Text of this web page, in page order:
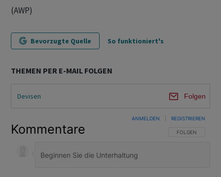
(AWP)
Bevorzugte Quelle So funktioniert's
THEMEN PER E-MAIL FOLGEN
Devisen Folgen
Kommentare FOLGE DIESER
FOLGEN
ANMELDEN REGISTRIEREN